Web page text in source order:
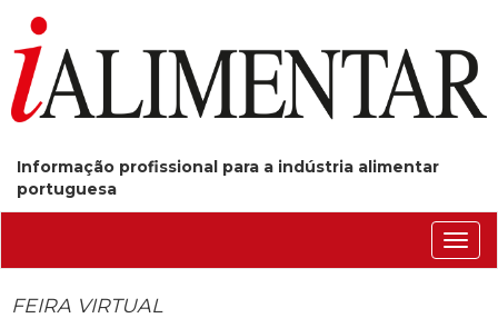
Informação profissional para a indústria alimentar
portuguesa
FEIRA VIRTUAL